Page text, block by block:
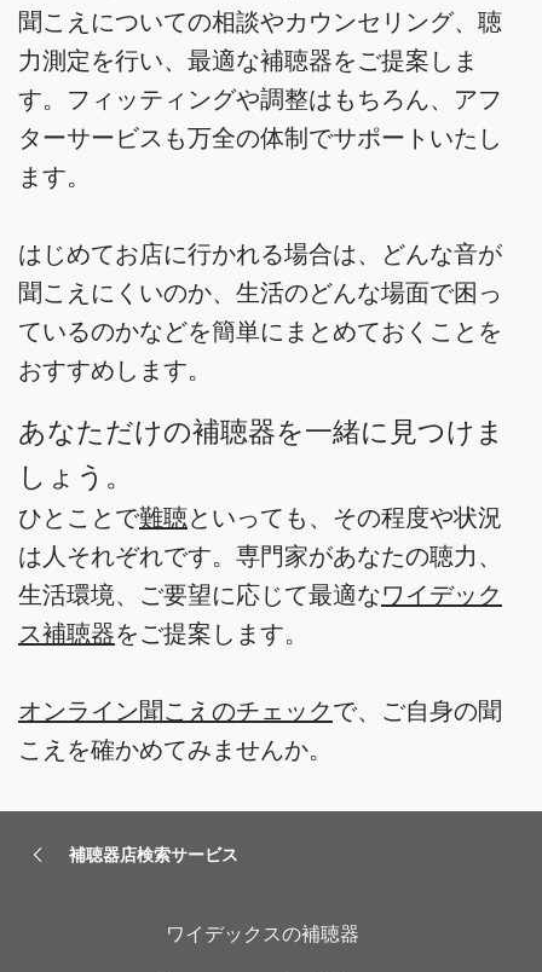
聞こえについての相談やカウンセリング、聴
力測定を行い、最適な補聴器をご提案しま
す。フィッティングや調整はもちろん、アフ
ターサービスも万全の体制でサポートいたし
ます。
はじめてお店に行かれる場合は、どんな音が
聞こえにくいのか、生活のどんな場面で困っ
ているのかなどを簡単にまとめておくことを
おすすめします。
あなただけの補聴器を一緒に見つけま
しょう。
ひとことで難聴といっても、その程度や状況
は人それぞれです。専門家があなたの聴力、
生活環境、ご要望に応じて最適なワイデック
ス補聴器をご提案します。
オンライン聞こえのチェックで、ご自身の聞
こえを確かめてみませんか。
補聴器店検索サービス
ワイデックスの補聴器